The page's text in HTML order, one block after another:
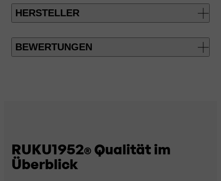
HERSTELLER
BEWERTUNGEN
RUKU1952® Qualität im
Überblick